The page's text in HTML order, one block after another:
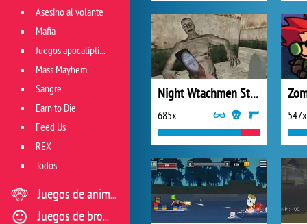
Night Wtachmen Stories Zombies Hospital
685x 547x
Asesino al volante
Mafia
Juegos apocalípticos
Mass Mayhem
Sangre
Earn to Die
Feed Us
REX
Todos
Juegos de animales
Juegos de broma